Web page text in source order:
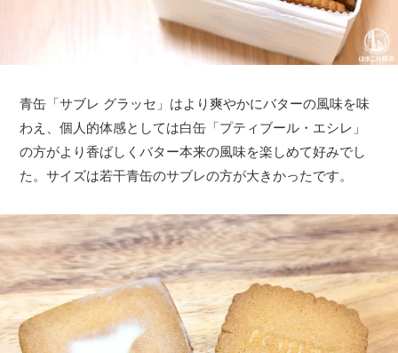
青缶「サブレ グラッセ」はより爽やかにバターの風味を味
わえ、個人的体感としては白缶「プティブール・エシレ」
の方がより香ばしくバター本来の風味を楽しめて好みでし
た。サイズは若干青缶のサブレの方が大きかったです。